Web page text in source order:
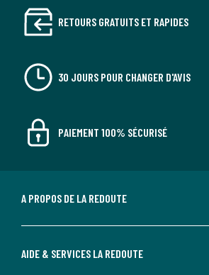
RETOURS GRATUITS ET RAPIDES
30 JOURS POUR CHANGER D'AVIS
PAIEMENT 100% SÉCURISÉ
A PROPOS DE LA REDOUTE
AIDE & SERVICES LA REDOUTE